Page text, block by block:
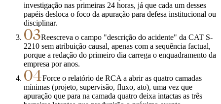
investigação nas primeiras 24 horas, já que cada um desses
papéis desloca o foco da apuração para defesa institucional ou
disciplinar.
03Reescreva o campo "descrição do acidente" da CAT S-
2210 sem atribuição causal, apenas com a sequência factual,
porque a redação do primeiro dia carrega o enquadramento da
empresa por anos.
04Force o relatório de RCA a abrir as quatro camadas
mínimas (projeto, supervisão, fluxo, ato), uma vez que
apuração que para na camada quatro deixa intactas as três